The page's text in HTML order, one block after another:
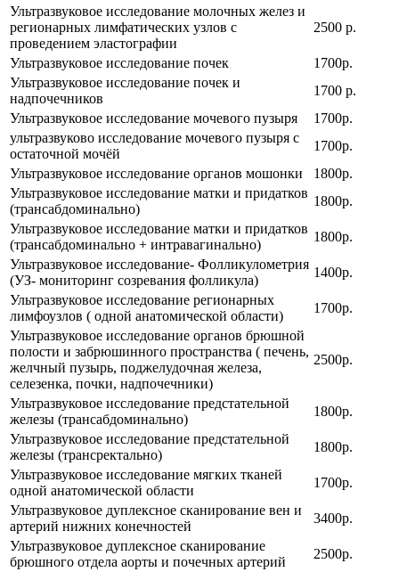
Ультразвуковое исследование молочных желез и
регионарных лимфатических узлов с
проведением эластографии
2500 р.
Ультразвуковое исследование почек
1700р.
Ультразвуковое исследование почек и
надпочечников
1700 р.
Ультразвуковое исследование мочевого пузыря
1700р.
ультразвуково исследование мочевого пузыря с
остаточной мочёй
1700р.
Ультразвуковое исследование органов мошонки
1800р.
Ультразвуковое исследование матки и придатков
(трансабдоминально)
1800р.
Ультразвуковое исследование матки и придатков
(трансабдоминально + интравагинально)
1800р.
Ультразвуковое исследование- Фолликулометрия
(УЗ- мониторинг созревания фолликула)
1400р.
Ультразвуковое исследование регионарных
лимфоузлов ( одной анатомической области)
1700р.
Ультразвуковое исследование органов брюшной
полости и забрюшинного пространства ( печень,
желчный пузырь, поджелудочная железа,
селезенка, почки, надпочечники)
2500р.
Ультразвуковое исследование предстательной
железы (трансабдоминально)
1800р.
Ультразвуковое исследование предстательной
железы (трансректально)
1800р.
Ультразвуковое исследование мягких тканей
одной анатомической области
1700р.
Ультразвуковое дуплексное сканирование вен и
артерий нижних конечностей
3400р.
Ультразвуковое дуплексное сканирование
брюшного отдела аорты и почечных артерий
2500р.